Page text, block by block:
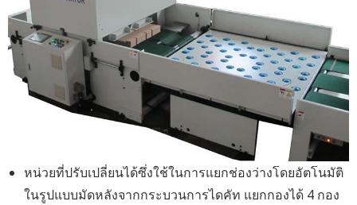
หน่วยที่ปรับเปลี่ยนได้ซึ่งใช้ในการแยกช่องว่างโดยอัตโนมัติ
ในรูปแบบมัดหลังจากกระบวนการไดคัท แยกกองได้ 4 กอง